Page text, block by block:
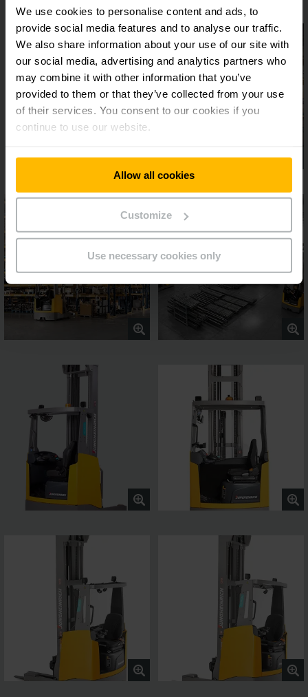
We use cookies to personalise content and ads, to
provide social media features and to analyse our traffic.
We also share information about your use of our site with
our social media, advertising and analytics partners who
may combine it with other information that you’ve
provided to them or that they’ve collected from your use
of their services. You consent to our cookies if you
continue to use our website.
Allow all cookies
Customize
Use necessary cookies only